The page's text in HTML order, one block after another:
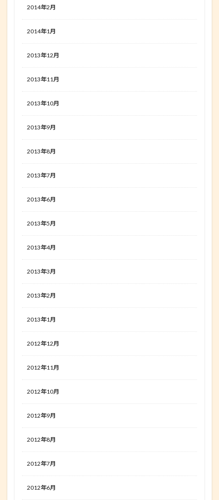
2014年2月
2014年1月
2013年12月
2013年11月
2013年10月
2013年9月
2013年8月
2013年7月
2013年6月
2013年5月
2013年4月
2013年3月
2013年2月
2013年1月
2012年12月
2012年11月
2012年10月
2012年9月
2012年8月
2012年7月
2012年6月